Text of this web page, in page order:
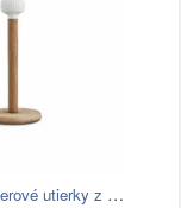
Stojan na papierové utierky z dubového…